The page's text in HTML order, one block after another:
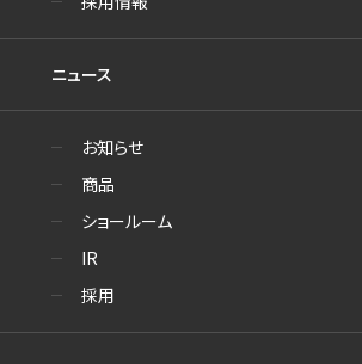
ニュース
お知らせ
商品
ショールーム
IR
採用